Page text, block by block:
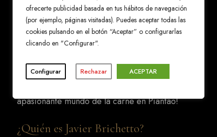
ofrecerte publicidad basada en tus hábitos de navegación
(por ejemplo, páginas visitadas). Puedes aceptar todas las
cookies pulsando en el botón “Aceptar” o configurarlas
clicando en "Configurar".
Configurar Rechazar ACEPTAR
ofrecerte la mejor experiencia en carne a la
parrilla en Madrid. Sea cual sea tu elección, te
aseguramos que en nuestro restaurante
encontrarás una selección de cortes de
primera calidad y un equipo apasionado por
brindarte una experiencia culinaria inigualable.
apasionante mundo de la carne en Piantao!
¿Quién es Javier Brichetto?